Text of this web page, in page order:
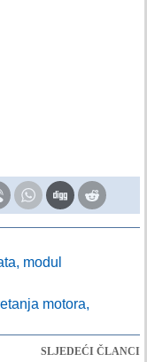
modul
motora,
SLJEDEĆI ČLANCI